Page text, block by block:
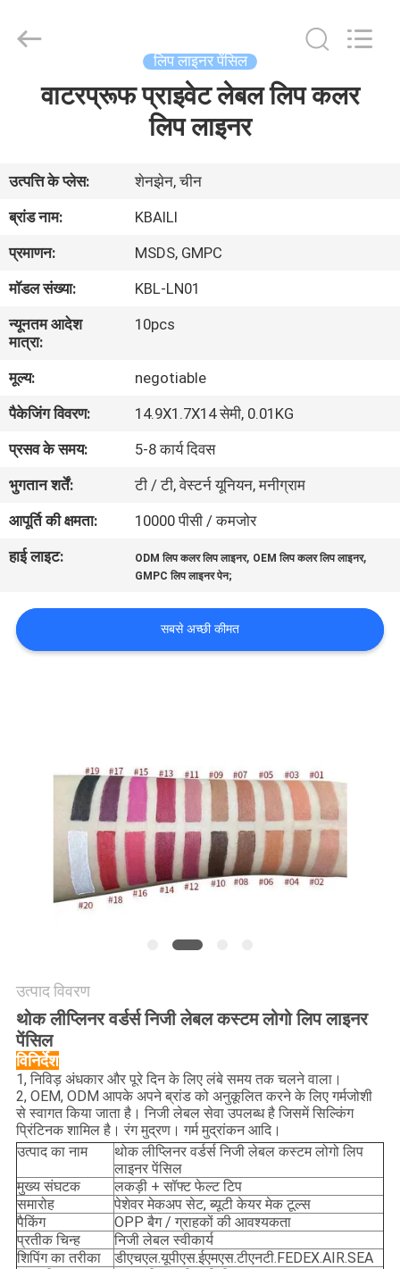
हमारे
बारे
कारखाना
गुणवत्ता
नियंत्रण
संपर्क
करें
उद्धरण
साइटमैप
PRIVACY
POLICY
supplier.
Copyright
Rights
Reserved.
लिप लाइनर पेंसिल
वाटरप्रूफ प्राइवेट लेबल लिप कलर
लिप लाइनर
उत्पत्ति के प्लेस:
शेनझेन, चीन
ब्रांड नाम:
KBAILI
प्रमाणन:
MSDS, GMPC
मॉडल संख्या:
KBL-LN01
न्यूनतम आदेश
मात्रा:
10pcs
मूल्य:
negotiable
पैकेजिंग विवरण:
14.9X1.7X14 सेमी, 0.01KG
प्रसव के समय:
5-8 कार्य दिवस
भुगतान शर्तें:
टी / टी, वेस्टर्न यूनियन, मनीग्राम
आपूर्ति की क्षमता:
10000 पीसी / कमजोर
हाई लाइट:
ODM लिप कलर लिप लाइनर, OEM लिप कलर लिप लाइनर,
GMPC लिप लाइनर पेन;
सबसे अच्छी कीमत
उत्पाद विवरण
थोक लीप्लिनर वर्डर्स निजी लेबल कस्टम लोगो लिप लाइनर
पेंसिल
विनिर्देश
1, निविड़ अंधकार और पूरे दिन के लिए लंबे समय तक चलने वाला।
2, OEM, ODM आपके अपने ब्रांड को अनुकूलित करने के लिए गर्मजोशी
से स्वागत किया जाता है। निजी लेबल सेवा उपलब्ध है जिसमें सिल्किंग
प्रिंटिनक शामिल है। रंग मुद्रण। गर्म मुद्रांकन आदि।
उत्पाद का नाम
थोक लीप्लिनर वर्डर्स निजी लेबल कस्टम लोगो लिप
लाइनर पेंसिल
मुख्य संघटक
लकड़ी + सॉफ्ट फेल्ट टिप
समारोह
पेशेवर मेकअप सेट, ब्यूटी केयर मेक टूल्स
पैकिंग
OPP बैग / ग्राहकों की आवश्यकता
प्रतीक चिन्ह
निजी लेबल स्वीकार्य
शिपिंग का तरीका
डीएचएल.यूपीएस.ईएमएस.टीएनटी.FEDEX.AIR.SEA